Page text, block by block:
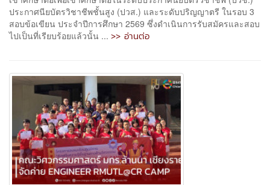
ประกาศนียบัตรวิชาชีพชั้นสูง (ปวส.) และระดับปริญญาตรี ในรอบ 3
สอบข้อเขียน ประจำปีการศึกษา 2569 ซึ่งดำเนินการรับสมัครและสอบ
ไปเป็นที่เรียบร้อยแล้วนั้น ... >> อ่านต่อ